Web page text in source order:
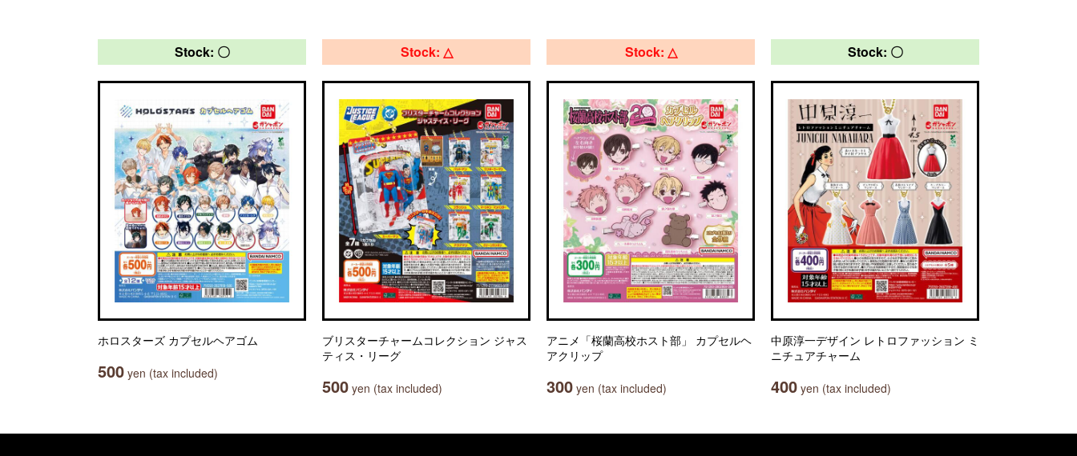
Stock: 〇
ホロスターズ カプセルヘアゴム
500 yen (tax included)
Stock: △
ブリスターチャームコレクション ジャス
ティス・リーグ
500 yen (tax included)
Stock: △
アニメ「桜蘭高校ホスト部」 カプセルヘ
アクリップ
300 yen (tax included)
Stock: 〇
中原淳一デザイン レトロファッション ミ
ニチュアチャーム
400 yen (tax included)